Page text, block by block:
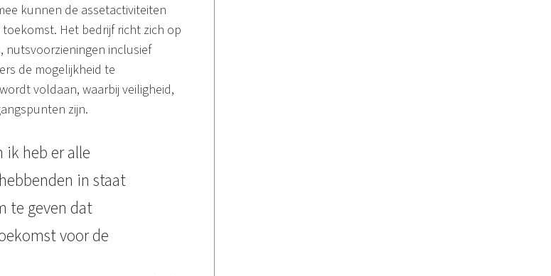
kunnen de assetactiviteiten
Het bedrijf richt zich op
nutsvoorzieningen inclusief
de mogelijkheid te
voldaan, waarbij veiligheid,
zijn.
ik heb er alle
in staat
te geven dat
voor de